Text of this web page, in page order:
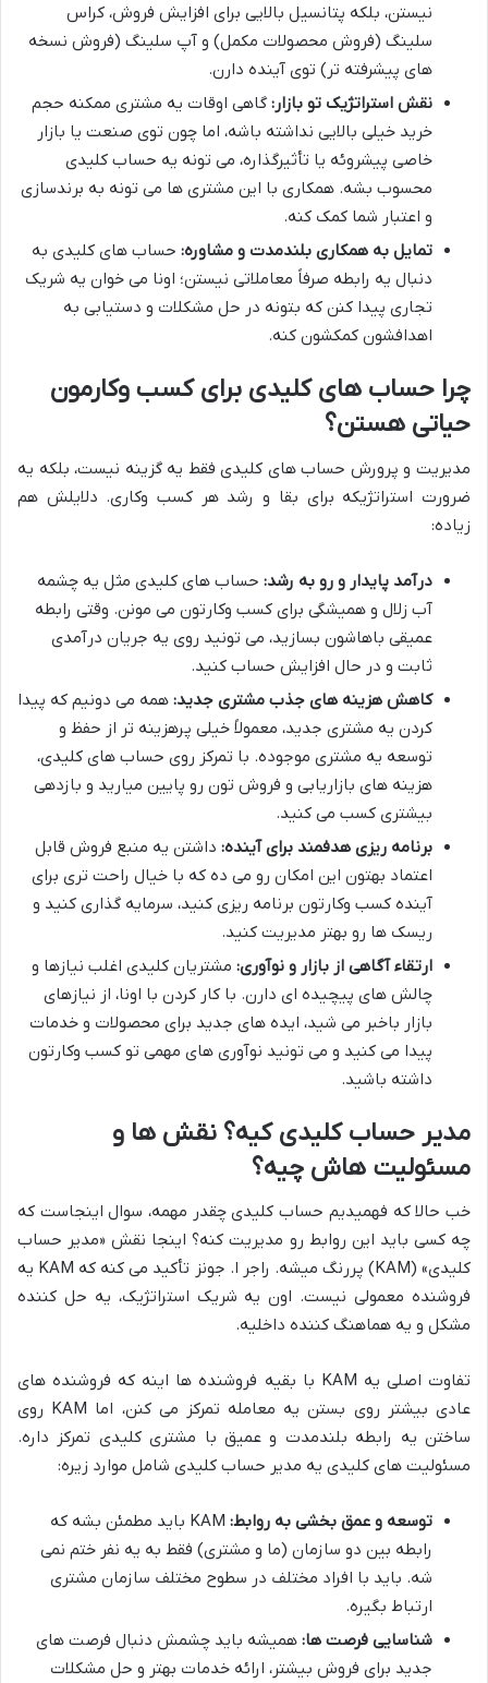
نیستن، بلکه پتانسیل بالایی برای افزایش فروش، کراس
سلینگ (فروش محصولات مکمل) و آپ سلینگ (فروش نسخه
های پیشرفته تر) توی آینده دارن.
نقش استراتژیک تو بازار: گاهی اوقات یه مشتری ممکنه حجم
خرید خیلی بالایی نداشته باشه، اما چون توی صنعت یا بازار
خاصی پیشروئه یا تأثیرگذاره، می تونه یه حساب کلیدی
محسوب بشه. همکاری با این مشتری ها می تونه به برندسازی
و اعتبار شما کمک کنه.
تمایل به همکاری بلندمدت و مشاوره: حساب های کلیدی به
دنبال یه رابطه صرفاً معاملاتی نیستن؛ اونا می خوان یه شریک
تجاری پیدا کنن که بتونه در حل مشکلات و دستیابی به
اهدافشون کمکشون کنه.
چرا حساب های کلیدی برای کسب وکارمون
حیاتی هستن؟
مدیریت و پرورش حساب های کلیدی فقط یه گزینه نیست، بلکه یه
ضرورت استراتژیکه برای بقا و رشد هر کسب وکاری. دلایلش هم
زیاده:
درآمد پایدار و رو به رشد: حساب های کلیدی مثل یه چشمه
آب زلال و همیشگی برای کسب وکارتون می مونن. وقتی رابطه
عمیقی باهاشون بسازید، می تونید روی یه جریان درآمدی
ثابت و در حال افزایش حساب کنید.
کاهش هزینه های جذب مشتری جدید: همه می دونیم که پیدا
کردن یه مشتری جدید، معمولاً خیلی پرهزینه تر از حفظ و
توسعه یه مشتری موجوده. با تمرکز روی حساب های کلیدی،
هزینه های بازاریابی و فروش تون رو پایین میارید و بازدهی
بیشتری کسب می کنید.
برنامه ریزی هدفمند برای آینده: داشتن یه منبع فروش قابل
اعتماد بهتون این امکان رو می ده که با خیال راحت تری برای
آینده کسب وکارتون برنامه ریزی کنید، سرمایه گذاری کنید و
ریسک ها رو بهتر مدیریت کنید.
ارتقاء آگاهی از بازار و نوآوری: مشتریان کلیدی اغلب نیازها و
چالش های پیچیده ای دارن. با کار کردن با اونا، از نیازهای
بازار باخبر می شید، ایده های جدید برای محصولات و خدمات
پیدا می کنید و می تونید نوآوری های مهمی تو کسب وکارتون
داشته باشید.
مدیر حساب کلیدی کیه؟ نقش ها و
مسئولیت هاش چیه؟
خب حالا که فهمیدیم حساب کلیدی چقدر مهمه، سوال اینجاست که
چه کسی باید این روابط رو مدیریت کنه؟ اینجا نقش «مدیر حساب
کلیدی» (KAM) پررنگ میشه. راجر ا. جونز تأکید می کنه که KAM یه
فروشنده معمولی نیست. اون یه شریک استراتژیک، یه حل کننده
مشکل و یه هماهنگ کننده داخلیه.
تفاوت اصلی یه KAM با بقیه فروشنده ها اینه که فروشنده های
عادی بیشتر روی بستن یه معامله تمرکز می کنن، اما KAM روی
ساختن یه رابطه بلندمدت و عمیق با مشتری کلیدی تمرکز داره.
مسئولیت های کلیدی یه مدیر حساب کلیدی شامل موارد زیره:
توسعه و عمق بخشی به روابط:
KAM باید مطمئن بشه که
رابطه بین دو سازمان (ما و مشتری) فقط به یه نفر ختم نمی
شه. باید با افراد مختلف در سطوح مختلف سازمان مشتری
ارتباط بگیره.
شناسایی فرصت ها: همیشه باید چشمش دنبال فرصت های
جدید برای فروش بیشتر، ارائه خدمات بهتر و حل مشکلات